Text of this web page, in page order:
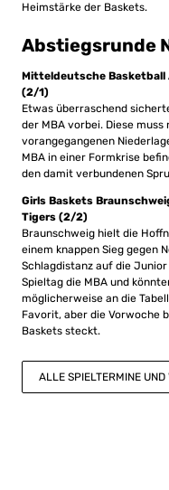
Heimstärke der Baskets.
Abstiegsrunde
Mitteldeutsche Basketball
(2/1)
Etwas überraschend
der MBA vorbei. Diese
vorangegangenen
MBA in einer Formkrise
den damit verbundenen
Girls Baskets
Tigers (2/2)
Braunschweig hielt die
einem knappen Sieg gegen
Schlagdistanz auf die
Spieltag die MBA und
möglicherweise an die
Favorit, aber die Vorwoche
Baskets steckt.
ALLE SPIELTERMINE UND